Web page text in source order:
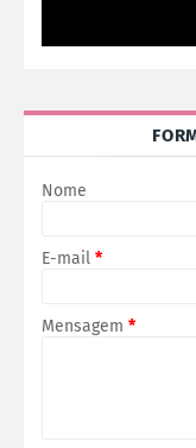
Nome
E-mail *
Mensagem *